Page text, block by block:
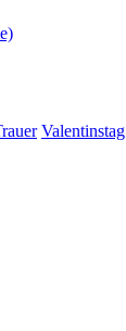
Valentinstag